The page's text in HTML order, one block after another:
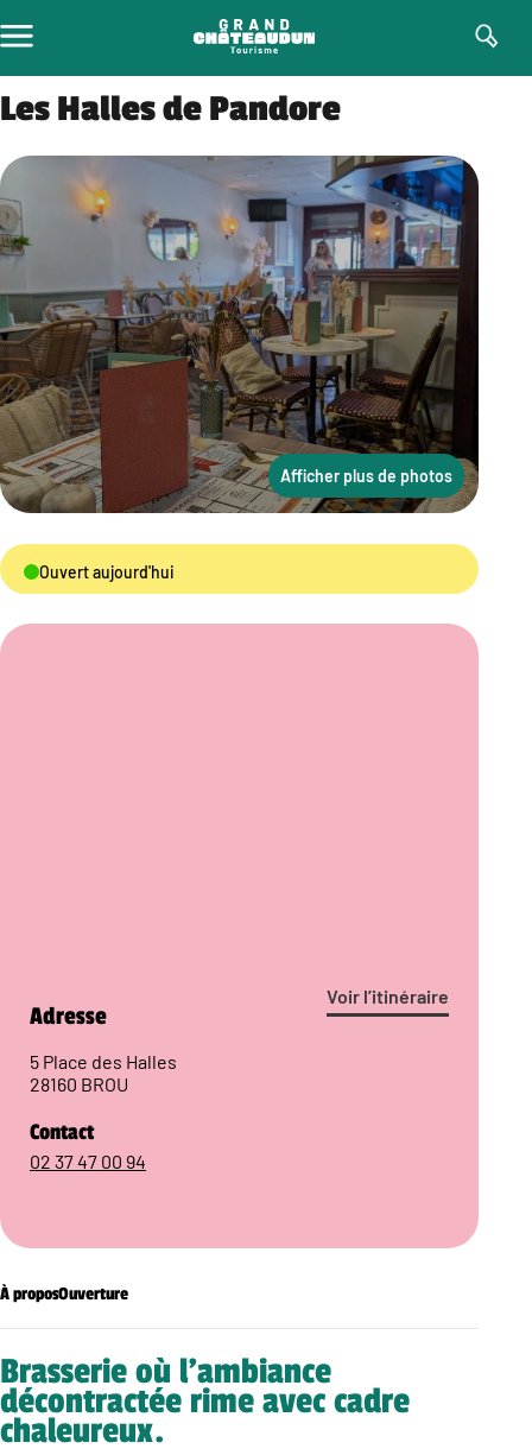
au
contenu
Les Halles de Pandore
Afficher plus de photos
Ouvert aujourd'hui
Voir l’itinéraire
Adresse
5 Place des Halles
28160 BROU
Contact
02 37 47 00 94
À proposOuverture
Brasserie où l’ambiance
décontractée rime avec cadre
chaleureux.